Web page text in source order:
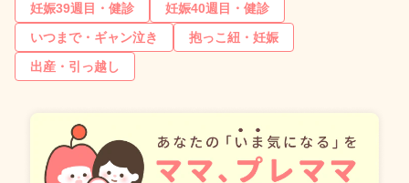
妊娠39週目・健診
妊娠40週目・健診
いつまで・ギャン泣き
抱っこ紐・妊娠
出産・引っ越し